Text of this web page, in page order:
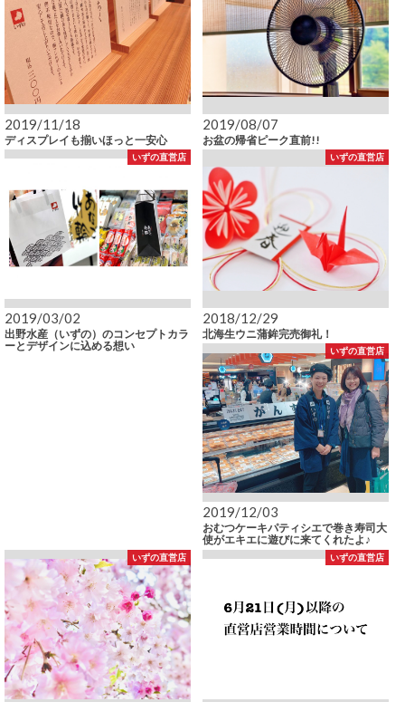
2019/11/18
ディスプレイも揃いほっと一安心
2019/08/07
お盆の帰省ピーク直前!!
いずの直営店
2019/03/02
出野水産（いずの）のコンセプトカラ
ーとデザインに込める想い
いずの直営店
2018/12/29
北海生ウニ蒲鉾完売御礼！
いずの直営店
2019/12/03
おむつケーキパティシエで巻き寿司大
使がエキエに遊びに来てくれたよ♪
いずの直営店 いずの直営店